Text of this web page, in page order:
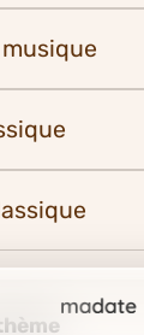
classique